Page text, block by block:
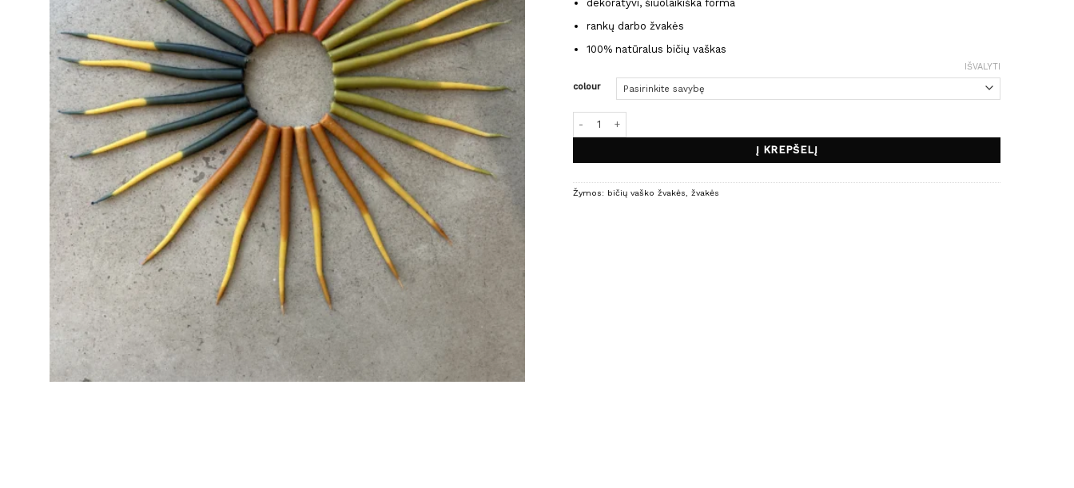
dekoratyvi, šiuolaikiška forma
rankų darbo žvakės
100% natūralus bičių vaškas
colour
IŠVALYTI
Į KREPŠELĮ
Žymos: bičių vaško žvakės, žvakės